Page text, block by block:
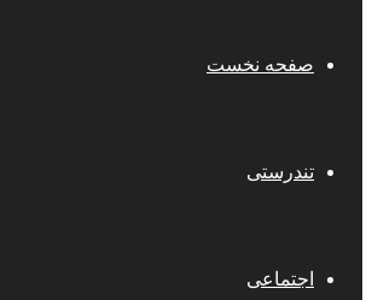
صفحه نخست
تندرستی
اجتماعی